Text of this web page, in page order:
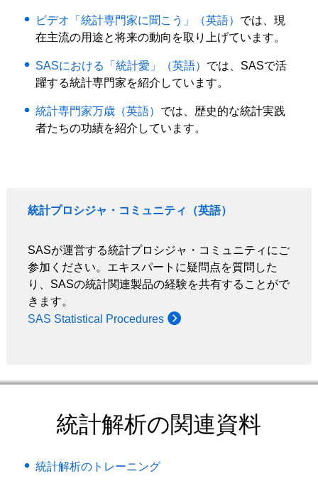
ビデオ「統計専門家に聞こう」（英語） では、現
在主流の用途と将来の動向を取り上げています。
SASにおける「統計愛」（英語） では、SASで活
躍する統計専門家を紹介しています。
統計専門家万歳（英語） では、歴史的な統計実践
者たちの功績を紹介しています。
統計プロシジャ・コミュニティ（英語）
SASが運営する統計プロシジャ・コミュニティにご
参加ください。エキスパートに疑問点を質問した
り、SASの統計関連製品の経験を共有することがで
きます。
SAS Statistical Procedures
統計解析の関連資料
統計解析のトレーニング